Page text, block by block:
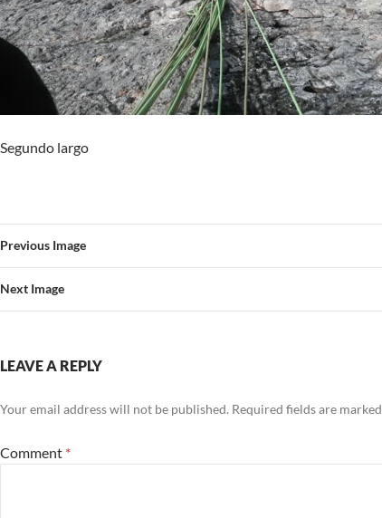
Segundo largo
Previous Image
Next Image
LEAVE A REPLY
Your email address will not be published. Required fields are marked
Comment *